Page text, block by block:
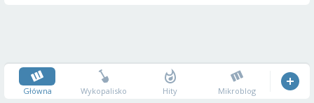
Główna Wykopalisko Hity Mikroblog